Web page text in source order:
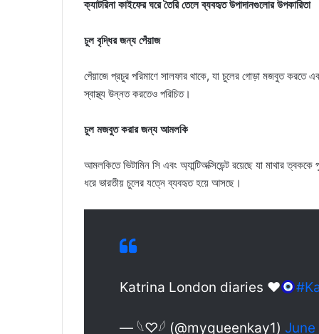
ক্যাটরিনা কাইফের ঘরে তৈরি তেলে ব্যবহৃত উপাদানগুলোর উপকারিতা
চুল বৃদ্ধির জন্য পেঁয়াজ
পেঁয়াজে প্রচুর পরিমাণে সালফার থাকে, যা চুলের গোড়া মজবুত করতে
স্বাস্থ্য উন্নত করতেও পরিচিত।
চুল মজবুত করার জন্য আমলকি
আমলকিতে ভিটামিন সি এবং অ্যান্টিঅক্সিডেন্ট রয়েছে যা মাথার
ধরে ভারতীয় চুলের যত্নে ব্যবহৃত হয়ে আসছে।
Katrina London diaries ♥️
— 𓆩♡𓆪 (@myqueenkay1) June